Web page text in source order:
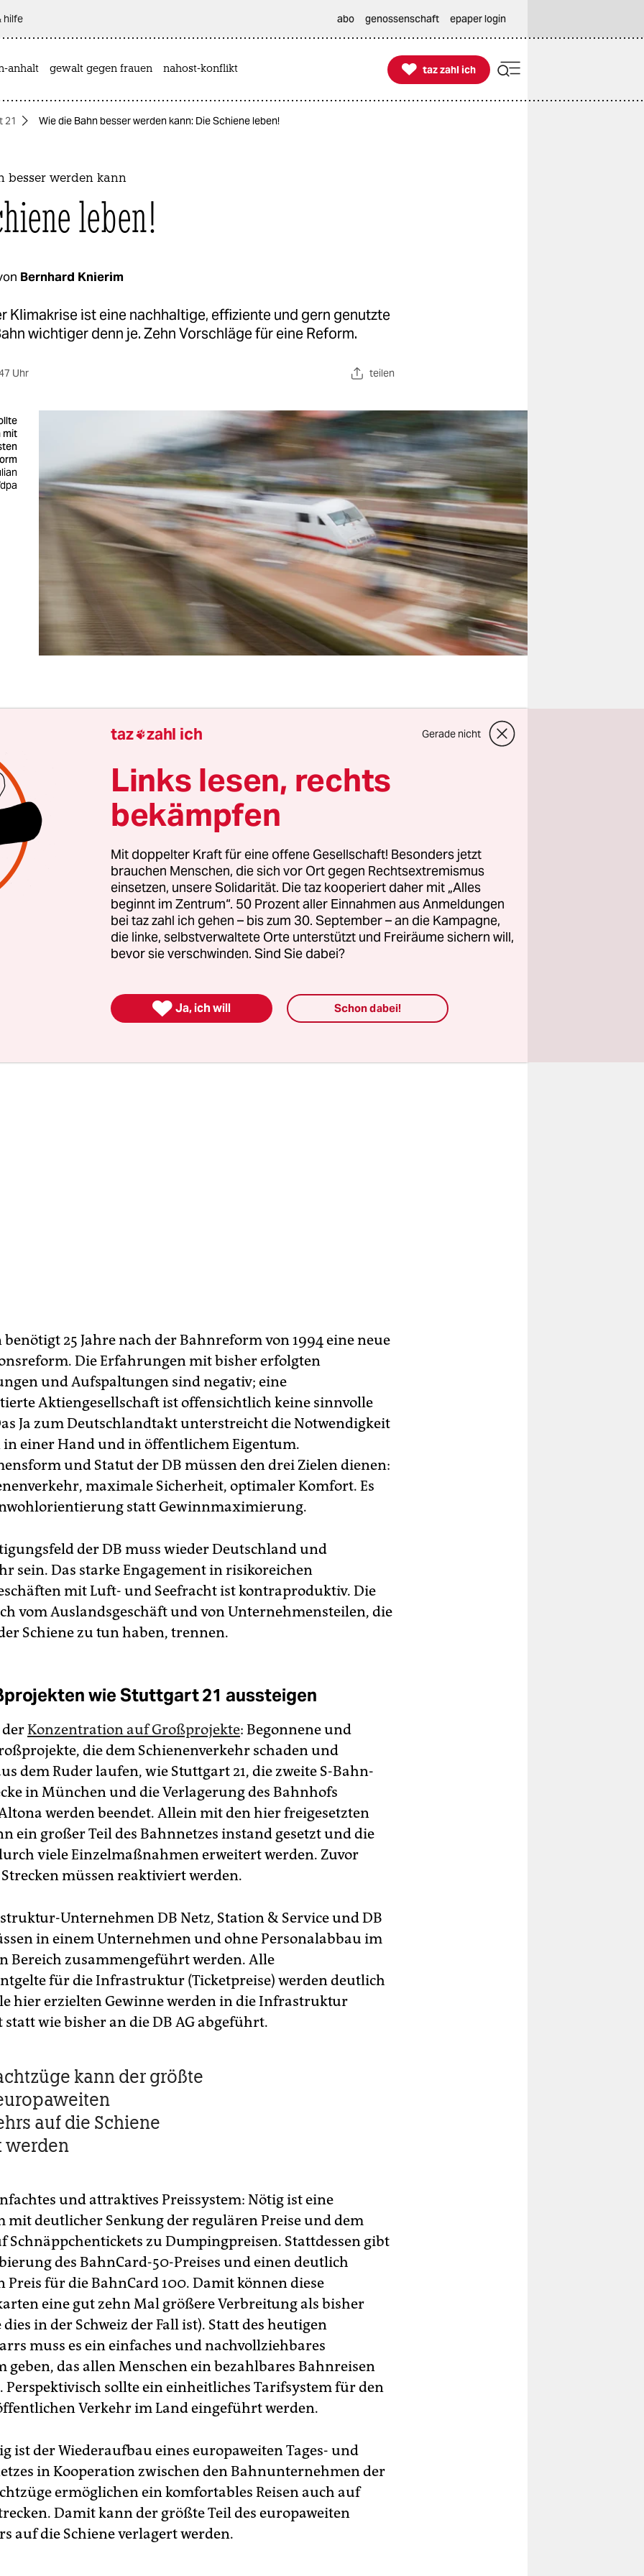
hilfe abo genossenschaft epaper login
anhalt gewalt gegen frauen nahost-konflikt 
taz zahl ich
taz zahl ich
21 Wie die Bahn besser werden kann: Die Schiene leben!
besser werden kann
leben!
Bernhard Knierim
Klimakrise ist eine nachhaltige, effiziente und gern genutzte
wichtiger denn je. Zehn Vorschläge für eine Reform.
Uhr teilen
mit
Schienenverkehr in Deutschland und die Deutsche Bahn AG
befinden sich in einer tiefen Krise. Die Zuverlässigkeit ist
einem Tiefpunkt angelangt, die DB wird
wahrgenommen, und sie ist hoch verschuldet.
der Klimakrise, in der die Verlagerung von Verkehr
gefordert wird, eine nachhaltige Bahn notwendiger
schlagen ein 10-Punkte-Programm vor:
der Bahn-Misere ist ein verzerrter Verkehrsmarkt. Die
der Schiene gegenüber Flugzeug, Pkw und Lkw muss
Subventionen sind nur sinnvoll für die Verkehrsarten
Klimabilanz, die zugleich allen Menschen zur
und die Bahn. Notwendig sind Tempolimits, Stopp von
Straßenbau, Beendigung der Diesel- und
benötigt 25 Jahre nach der Bahnreform von 1994 eine neue
Die Erfahrungen mit bisher erfolgten
und Aufspaltungen sind negativ; eine
Aktiengesellschaft ist offensichtlich keine sinnvolle
Ja zum Deutschlandtakt unterstreicht die Notwendigkeit
in einer Hand und in öffentlichem Eigentum.
und Statut der DB müssen den drei Zielen dienen:
maximale Sicherheit, optimaler Komfort. Es
statt Gewinnmaximierung.
der DB muss wieder Deutschland und
sein. Das starke Engagement in risikoreichen
mit Luft- und Seefracht ist kontraproduktiv. Die
vom Auslandsgeschäft und von Unternehmensteilen, die
Schiene zu tun haben, trennen.
wie Stuttgart 21 aussteigen
derKonzentration auf Großprojekte: Begonnene und
die dem Schienenverkehr schaden und
dem Ruder laufen, wie Stuttgart 21, die zweite S-Bahn-
in München und die Ver­lagerung des Bahnhofs
werden beendet. Allein mit den hier freigesetzten
ein großer Teil des Bahnnetzes instand gesetzt und die
viele Einzelmaßnahmen erweitert werden. Zuvor
müssen reaktiviert werden.
Unternehmen DB Netz, Station & Service und DB
in einem Unternehmen und ohne Personalabbau im
Bereich zusammengeführt werden. Alle
für die Infrastruktur (Ticketpreise) werden deutlich
hier erzielten Gewinne werden in die Infrastruktur
wie bisher an die DB AG abgeführt.
kann der größte
auf die Schiene
werden
und attraktives Preissystem: Nötig ist eine
mit deutlicher Senkung der regulären Preise und dem
Schnäppchentickets zu Dumpingpreisen. Stattdessen gibt
des BahnCard-50-Preises und einen deutlich
Preis für die BahnCard 100. Damit können diese
eine gut zehn Mal größere Verbreitung als bisher
in der Schweiz der Fall ist). Statt des heutigen
muss es ein einfaches und nachvollziehbares
geben, das allen Menschen ein bezahlbares Bahnreisen
sollte ein einheitliches Tarifsystem für den
Verkehr im Land eingeführt werden.
ist der Wiederaufbau eines europaweiten Tages- und
in Kooperation zwischen den Bahnunternehmen der
ermöglichen ein komfortables Reisen auch auf
Damit kann der größte Teil des europaweiten
auf die Schiene verlagert werden.
taz zahl ich Gerade nicht
Links lesen, rechts
bekämpfen
Mit doppelter Kraft für eine offene Gesellschaft! Besonders jetzt
brauchen Menschen, die sich vor Ort gegen Rechtsextremismus
einsetzen, unsere Solidarität. Die taz kooperiert daher mit „Alles
beginnt im Zentrum“. 50 Prozent aller Einnahmen aus Anmeldungen
bei taz zahl ich gehen – bis zum 30. September – an die Kampagne,
die linke, selbstverwaltete Orte unterstützt und Freiräume sichern will,
bevor sie verschwinden. Sind Sie dabei?
 Ja, ich will Schon dabei!